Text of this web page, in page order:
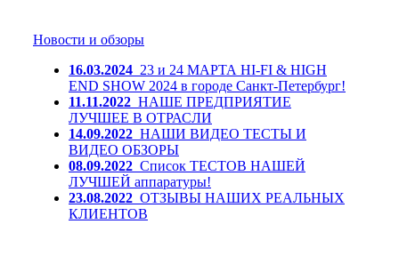
Новости и обзоры
16.03.2024 23 и 24 МАРТА HI-FI & HIGH
END SHOW 2024 в городе Санкт-Петербург!
11.11.2022 НАШЕ ПРЕДПРИЯТИЕ
ЛУЧШЕЕ В ОТРАСЛИ
14.09.2022 НАШИ ВИДЕО ТЕСТЫ И
ВИДЕО ОБЗОРЫ
08.09.2022 Список ТЕСТОВ НАШЕЙ
ЛУЧШЕЙ аппаратуры!
23.08.2022 ОТЗЫВЫ НАШИХ РЕАЛЬНЫХ
КЛИЕНТОВ